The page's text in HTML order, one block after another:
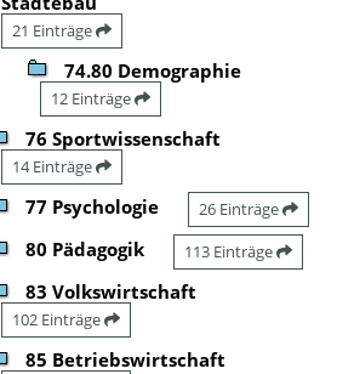
21 Einträge
74.80 Demographie
12 Einträge
76 Sportwissenschaft
14 Einträge
77 Psychologie 26 Einträge
80 Pädagogik 113 Einträge
83 Volkswirtschaft
102 Einträge
85 Betriebswirtschaft